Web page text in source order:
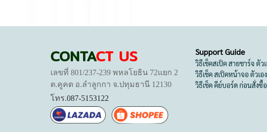
CONTACT US
เลขที่ 801/237-239 พหลโยธิน 72แยก 2
ต.คูคต อ.ลำลูกกา จ.ปทุมธานี 12130
โทร.087-5153122
Support Guide
วิธีเช็คสเป็ค สายชาร์จ ตัว
วิธีเช็ค สเป็คหน้าจอ ตัวเอง
วิธีเช็ค คีย์บอร์ด ก่อนสั่งซื้อ